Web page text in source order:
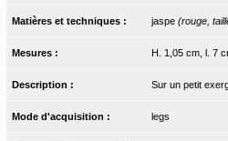
Matières et techniques : jaspe (rouge,
Mesures : H. 1,05 cm, l. 7
Description : Sur un petit
Mode d'acquisition : legs